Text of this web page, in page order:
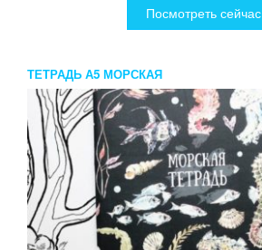
Посмотреть сейчас
ТЕТРАДЬ А5 МОРСКАЯ